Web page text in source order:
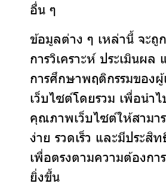
อื่น ๆ
ข้อมูลต่าง ๆ เหล่านี้ จะถู
การวิเคราะห์ ประเมินผล
การศึกษาพฤติกรรมของ
เว็บไซต์โดยรวม เพื่อนำ
คุณภาพเว็บไซต์ให้สามา
ง่าย รวดเร็ว และมีประสิ
เพื่อตรงตามความต้องกา
ยิ่งขึ้น